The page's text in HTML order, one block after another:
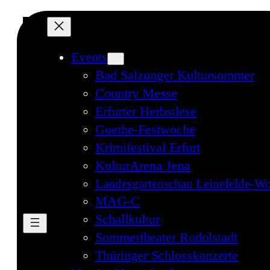
Events
Bad Salzunger Kultursommer
Country Messe
Erfurter Herbstlese
Goethe-Festwoche
Krimifestival Erfurt
KulturArena Jena
Landesgartenschau Leinefelde-
MAG-C
Schallkultur
Sommertheater Rudolstadt
Thüringer Schlosskonzerte